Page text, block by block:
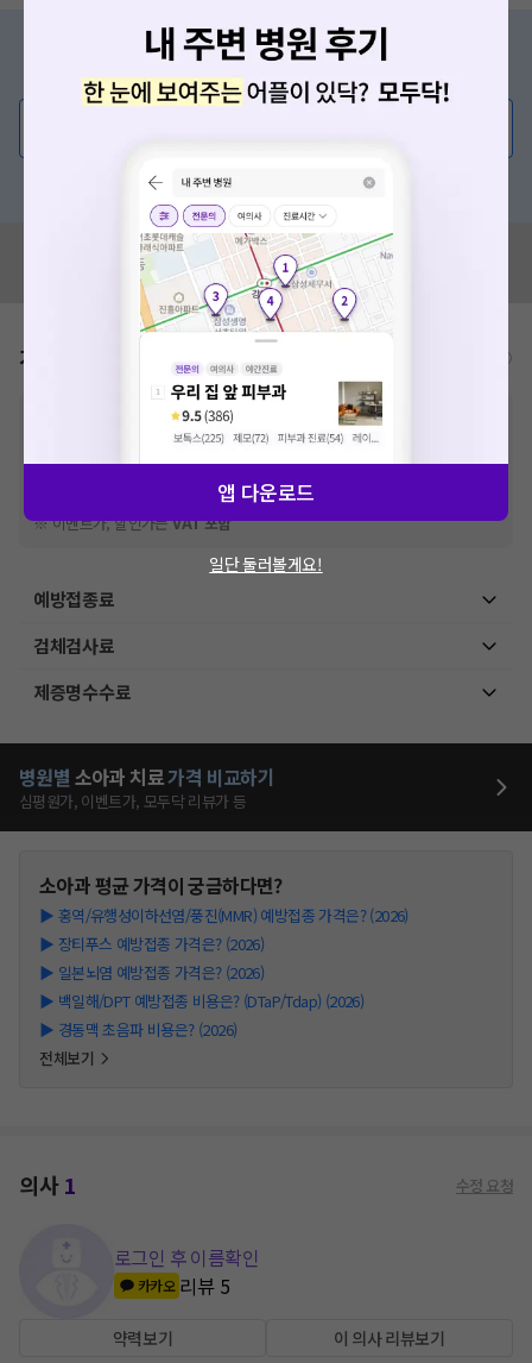
증상/치료, 궁금한 점이 있나요?
의사가 직접 답해드려요!
혹은, 의료상담 서비스에 다양한 게시글 보러가기
혹시 잘못된 병원정보가 있나요?
모두닥 팀에 알려주세요!
가격표
비급여 항목의 경우,추가비용 등으로 실제 가격과 상이할 수 있으니, 정확
한 가격은 해당 의료기관에 직접 문의해주세요.
※급여 항목의 경우,건강보험심사평가원에 고지되어 있는 급여 진료 기준 가
격입니다. (진료와 연관된 복합적인 비용이 추가되어, 병원마다 금액이 다르게
산정될 수 있는 점 참고 바랍니다.)
※ 이벤트가, 할인가는VAT 포함
예방접종료
검체검사료
제증명수수료
병원별 소아과 치료가격 비교하기
심평원가, 이벤트가, 모두닥 리뷰가 등
소아과평균 가격이 궁금하다면?
▶ 홍역/유행성이하선염/풍진(MMR) 예방접종 가격은? (2026)
▶ 장티푸스 예방접종 가격은? (2026)
▶ 일본뇌염 예방접종 가격은? (2026)
▶ 백일해/DPT 예방접종 비용은? (DTaP/Tdap) (2026)
▶ 경동맥 초음파 비용은? (2026)
전체보기
의사1 수정 요청
로그인 후 이름확인
카카오 리뷰 5
약력보기 이 의사 리뷰보기
앱 다운로드
일단 둘러볼게요!